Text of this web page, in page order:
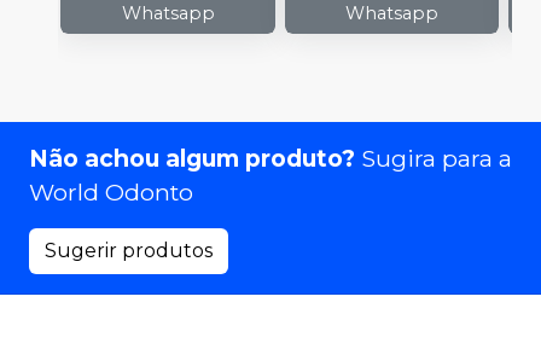
Whatsapp
Whatsapp
Não achou algum produto? Sugira para a
World Odonto
Sugerir produtos